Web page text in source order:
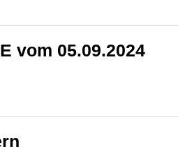
vom 05.09.2024